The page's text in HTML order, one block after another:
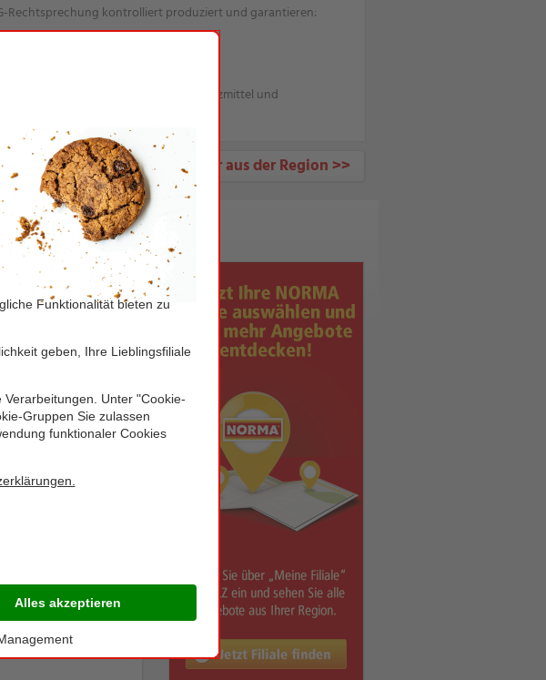
Rechtsprechung kontrolliert produziert und garantieren:
Verwendung chemischer Pflanzenschutzmittel und
6 Frische Bio-Eier aus der Region >>
Müsli